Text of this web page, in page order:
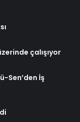
çalışıyor
Sen’den İş